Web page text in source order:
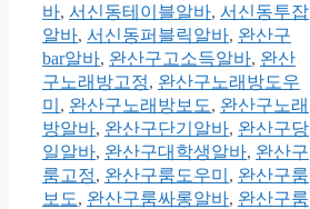
바, 서신동테이블알바, 서신동투잡
알바, 서신동퍼블릭알바, 완산구
bar알바, 완산구고소득알바, 완산
구노래방고정, 완산구노래방도우
미 , 완산구노래방보도, 완산구노래
방알바, 완산구단기알바, 완산구당
일알바, 완산구대학생알바, 완산구
룸고정, 완산구룸도우미 , 완산구룸
보도, 완산구룸싸롱알바, 완산구룸